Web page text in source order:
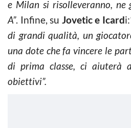
e Milan si risolleveranno, ne
A”. Infine, su Jovetic e Icardi:
di grandi qualità, un
una dote che fa vincere le
di prima classe, ci aiuterà
obiettivi”.